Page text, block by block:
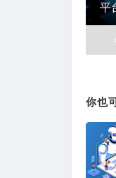
平
你也